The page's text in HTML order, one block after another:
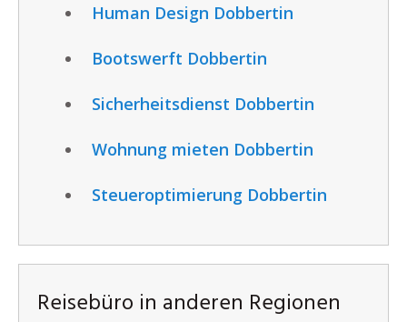
Human Design Dobbertin
Bootswerft Dobbertin
Sicherheitsdienst Dobbertin
Wohnung mieten Dobbertin
Steueroptimierung Dobbertin
Reisebüro in anderen Regionen